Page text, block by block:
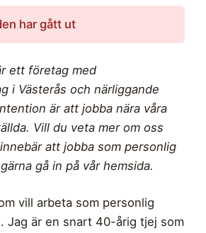
har gått ut
ett företag med
i Västerås och närliggande
är att jobba nära våra
Vill du veta mer om oss
att jobba som personlig
gå in på vår hemsida.
vill arbeta som personlig
Jag är en snart 40-årig tjej som